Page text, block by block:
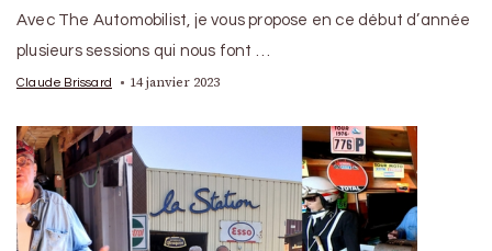
Avec The Automobilist, je vous propose en ce début d’année
plusieurs sessions qui nous font …
Claude Brissard 14 janvier 2023